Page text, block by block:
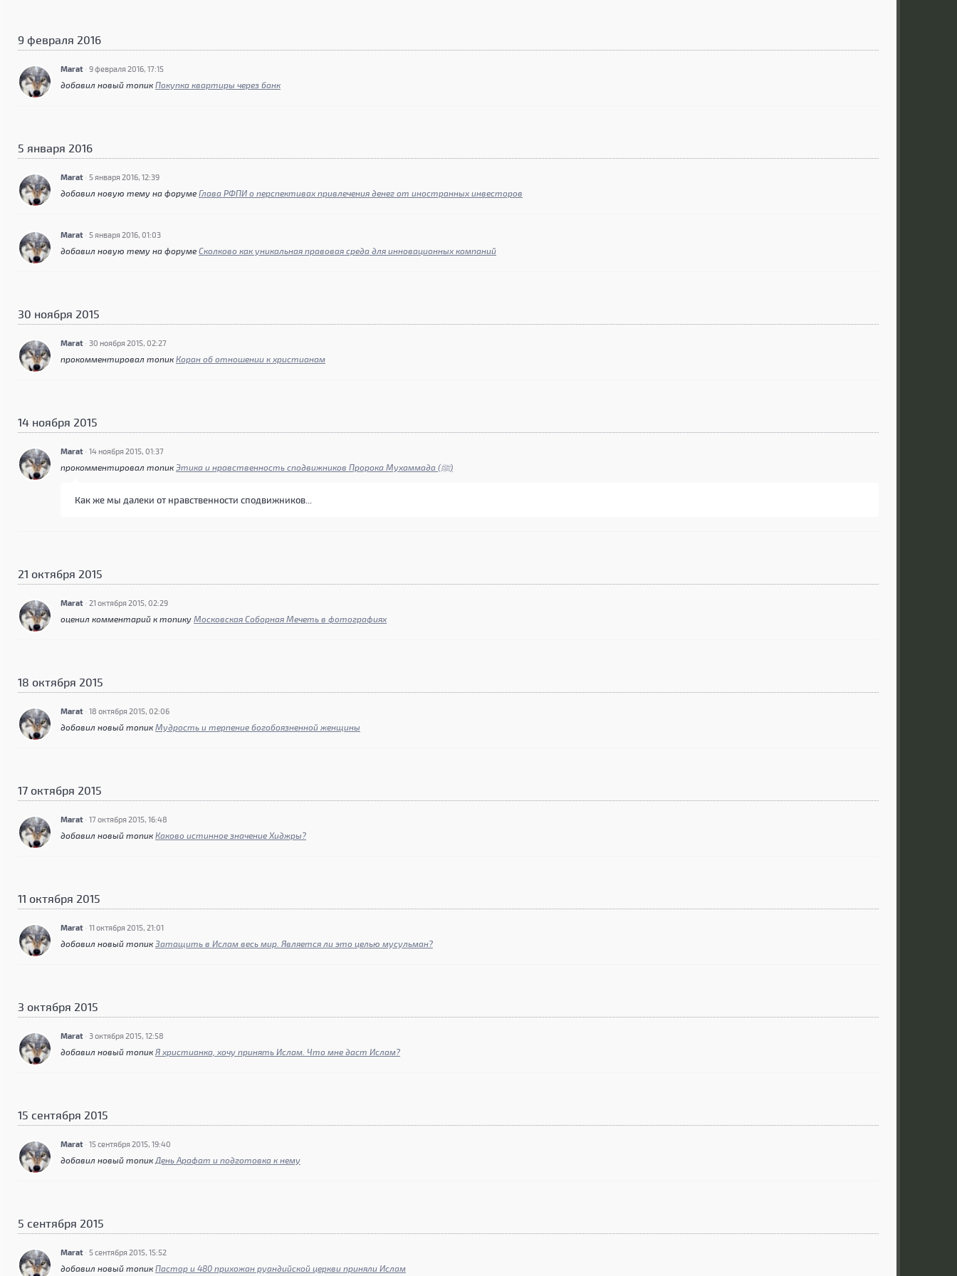
9 февраля 2016
Marat · 9 февраля 2016, 17:15
добавил новый топик Покупка квартиры через банк
5 января 2016
Marat · 5 января 2016, 12:39
добавил новую тему на форуме Глава РФПИ о перспективах привлечения денег от иностранных инвесторов
Marat · 5 января 2016, 01:03
добавил новую тему на форуме Сколково как уникальная правовая среда для инновационных компаний
30 ноября 2015
Marat · 30 ноября 2015, 02:27
прокомментировал топик Коран об отношении к христианам
14 ноября 2015
Marat · 14 ноября 2015, 01:37
прокомментировал топик Этика и нравственность сподвижников Пророка Мухаммада (ﷺ)
Как же мы далеки от нравственности сподвижников...
21 октября 2015
Marat · 21 октября 2015, 02:29
оценил комментарий к топику Московская Соборная Мечеть в фотографиях
18 октября 2015
Marat · 18 октября 2015, 02:06
добавил новый топик Мудрость и терпение богобоязненной женщины
17 октября 2015
Marat · 17 октября 2015, 16:48
добавил новый топик Каково истинное значение Хиджры?
11 октября 2015
Marat · 11 октября 2015, 21:01
добавил новый топик Затащить в Ислам весь мир. Является ли это целью мусульман?
3 октября 2015
Marat · 3 октября 2015, 12:58
добавил новый топик Я христианка, хочу принять Ислам. Что мне даст Ислам?
15 сентября 2015
Marat · 15 сентября 2015, 19:40
добавил новый топик День Арафат и подготовка к нему
5 сентября 2015
Marat · 5 сентября 2015, 15:52
добавил новый топик Пастор и 480 прихожан руандийской церкви приняли Ислам